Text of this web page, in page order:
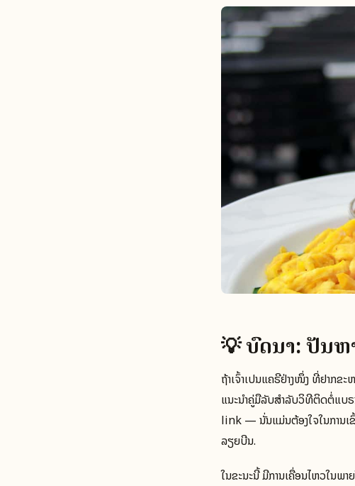
💡 ບົດນຳ: ປັນ
ຖ້າເຈົ້າເປັນແຄຣີຢ່າງໜຶ່ງ ທີ່ຢາກ
ແນະນໍາຄູ່ມືລັບສຳລັບວິທີຕິດຕໍ່ແບຣ
link — ນັ່ນແມ່ນຕ້ອງໃຈໃນການເຂົ້
ລຽຍບີນ.
ໃນຂະນະນີ້ ມີການເຄື່ອນໄຫວໃນ